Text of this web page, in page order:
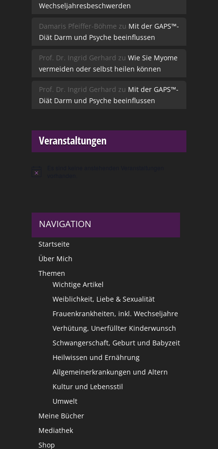
Wechseljahresbeschwerden
Damaris Pfeiffer-Böhme zu Mit der GAPS™-
Diät Darm und Psyche beeinflussen
Prof. Dr. Ingrid Gerhard zu Wie Sie Myome
vermeiden oder selbst heilen können
Prof. Dr. Ingrid Gerhard zu Mit der GAPS™-
Diät Darm und Psyche beeinflussen
Veranstaltungen
Hinweis
NAVIGATION
Startseite
Über Mich
Themen
Wichtige Artikel
Weiblichkeit, Liebe & Sexualität
Frauenkrankheiten, inkl. Wechseljahre
Verhütung, Unerfüllter Kinderwunsch
Schwangerschaft, Geburt und Babyzeit
Heilwissen und Ernährung
Allgemeinerkrankungen und Altern
Kultur und Lebensstil
Umwelt
Meine Bücher
Mediathek
Shop